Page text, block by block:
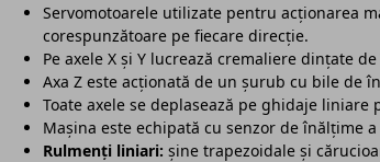
Servomotoarele utilizate pentru acționarea
corespunzătoare pe fiecare direcție.
Pe axele X și Y lucrează cremaliere dințate
Axa Z este acționată de un șurub cu bile de
Toate axele se deplasează pe ghidaje liniare
Mașina este echipată cu senzor de înălțime
Rulmenți liniari: șine trapezoidale și